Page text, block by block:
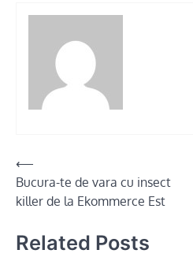
Post
navigation
⟵
Bucura-te de vara cu insect
killer de la Ekommerce Est
Related Posts